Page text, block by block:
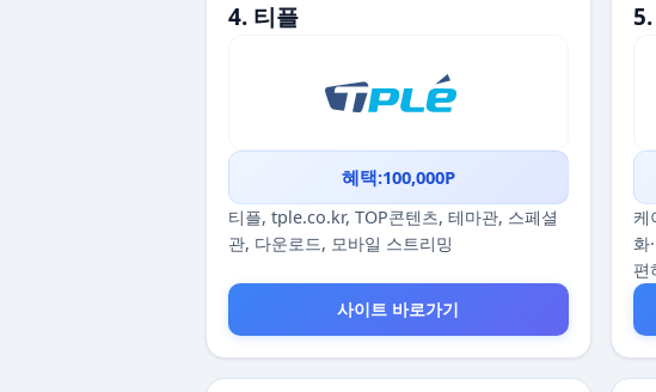
4. 티플
혜택:100,000P
티플, tple.co.kr, TOP콘텐츠, 테마관, 스페셜
관, 다운로드, 모바일 스트리밍
사이트 바로가기
케
화
편